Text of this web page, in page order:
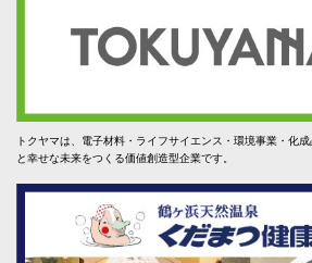
トクヤマは、電子材料・ライフサイエンス・環境事業・化
と幸せな未来をつくる価値創造型企業です。